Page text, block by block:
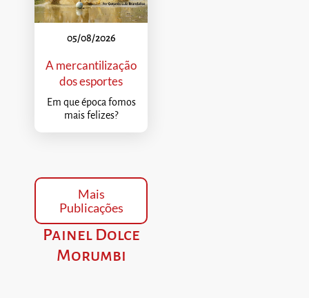
05/08/2026
A mercantilização
dos esportes
Em que época fomos
mais felizes?
Mais
Publicações
Painel Dolce
Morumbi